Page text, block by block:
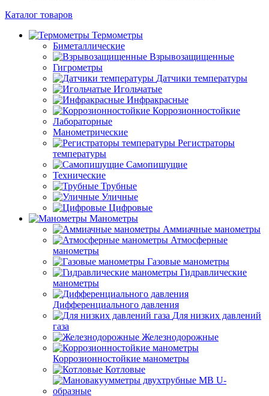
Каталог товаров
Термометры
Биметаллические
Взрывозащищенные
Гигрометры
Датчики температуры
Игольчатые
Инфракрасные
Коррозионностойкие
Лабораторные
Манометрические
Регистраторы
температуры
Самопишущие
Технические
Трубные
Уличные
Цифровые
Манометры
Аммиачные манометры
Атмосферные
манометры
Газовые манометры
Гидравлические
манометры
Дифференциального давления
Для низких давлений
газа
Железнодорожные
Коррозионностойкие манометры
Котловые